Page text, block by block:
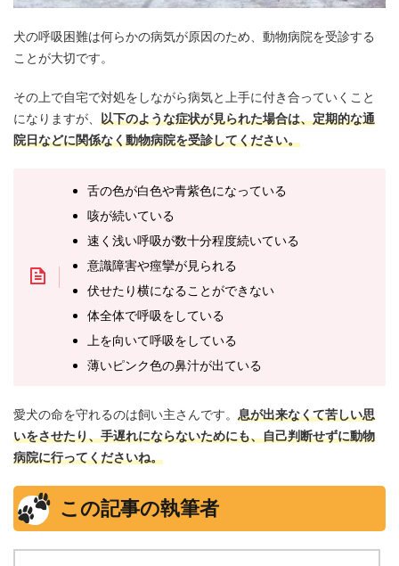
犬の呼吸困難は何らかの病気が原因のため、動物病院を受診する
ことが大切です。
その上で自宅で対処をしながら病気と上手に付き合っていくこと
になりますが、 以下のような症状が見られた場合は、定期的な通
院日などに関係なく動物病院を受診してください。
舌の色が白色や青紫色になっている
咳が続いている
速く浅い呼吸が数十分程度続いている
意識障害や痙攣が見られる
伏せたり横になることができない
体全体で呼吸をしている
上を向いて呼吸をしている
薄いピンク色の鼻汁が出ている
愛犬の命を守れるのは飼い主さんです。 息が出来なくて苦しい思
いをさせたり、手遅れにならないためにも、自己判断せずに動物
病院に行ってくださいね。
この記事の執筆者